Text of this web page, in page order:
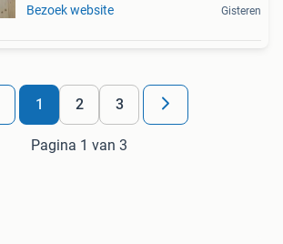
Bezoek website Gisteren
1 2 3
Pagina 1 van 3